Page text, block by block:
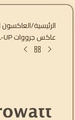
الرئيسية العاكسون
عاكس جرووات SPH 5000TL BL-UP